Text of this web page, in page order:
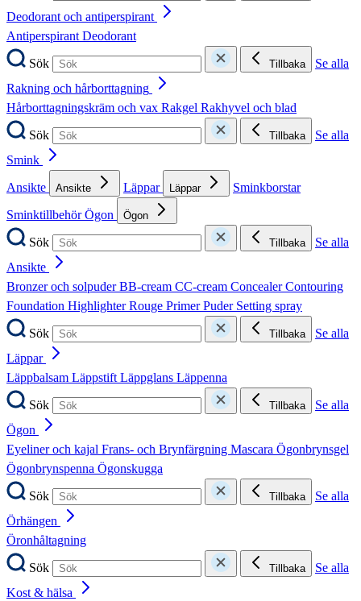
Deodorant och antiperspirant
AntiperspirantDeodorant
Sök
Tillbaka
Se alla
Rakning och hårborttagning
Hårborttagningskräm och vax Rakgel Rakhyvel och blad
Sök
Tillbaka
Se alla
Smink
Ansikte
Ansikte Läppar Läppar
Sminkborstar
SminktillbehörÖgon Ögon
Sök Tillbaka
Se alla
Ansikte
Bronzer och solpuderBB-cream CC-cream ConcealerContouring
Foundation HighlighterRouge PrimerPuder Setting spray
Sök
Tillbaka
Se alla
Läppar
Läppbalsam LäppstiftLäppglans Läppenna
Sök
Tillbaka
Se alla
Ögon
Eyeliner och kajal Frans- och Brynfärgning Mascara Ögonbrynsgel
Ögonbrynspenna Ögonskugga
Sök
Tillbaka
Se alla
Örhängen
Öronhåltagning
Sök
Tillbaka
Se alla
Kost & hälsa